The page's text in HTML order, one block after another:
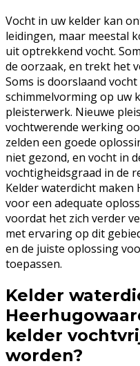
Vocht in uw kelder kan
leidingen, maar meestal
uit optrekkend vocht.
de oorzaak, en trekt het
Soms is doorslaand
schimmelvorming op uw
pleisterwerk. Nieuwe
vochtwerende werking
zelden een goede
niet gezond, en vocht in
vochtigheidsgraad in de
Kelder waterdicht
voor een adequate
voordat het zich verder
met ervaring op dit
en de juiste oplossing
toepassen.
Kelder
kelder
worden?